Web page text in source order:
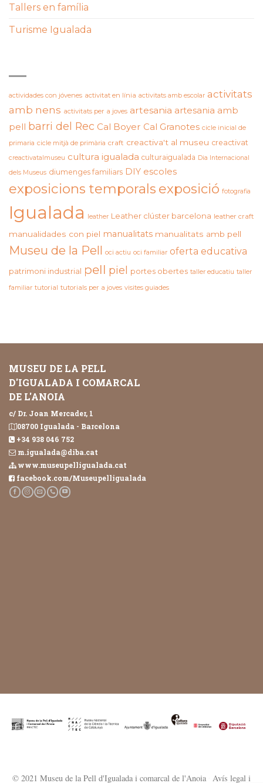
Tallers en família
Turisme Igualada
actividades con jóvenes activitat en línia activitats amb escolar activitats
amb nens activitats per a joves artesania artesania amb
pell barri del Rec Cal Boyer Cal Granotes cicle inicial de
primaria cicle mitjà de primària craft creactiva't al museu creactivat
creactivatalmuseu cultura igualada culturaigualada Dia Internacional
dels Museus diumenges familiars DIY escoles
exposicions temporals exposició fotografia
Igualada leather Leather clúster barcelona leather craft
manualidades con piel manualitats manualitats amb pell
Museu de la Pell oci actiu oci familiar oferta educativa
patrimoni industrial pell piel portes obertes taller educatiu taller
familiar tutorial tutorials per a joves visites guiades
MUSEU DE LA PELL
D'IGUALADA I COMARCAL
DE L'ANOIA
c/ Dr. Joan Mercader, 1
08700 Igualada - Barcelona
+34 938 046 752
m.igualada@diba.cat
www.museupelligualada.cat
facebook.com/Museupelligualada
© 2021 Museu de la Pell d'Igualada i comarcal de l'Anoia Avís legal i